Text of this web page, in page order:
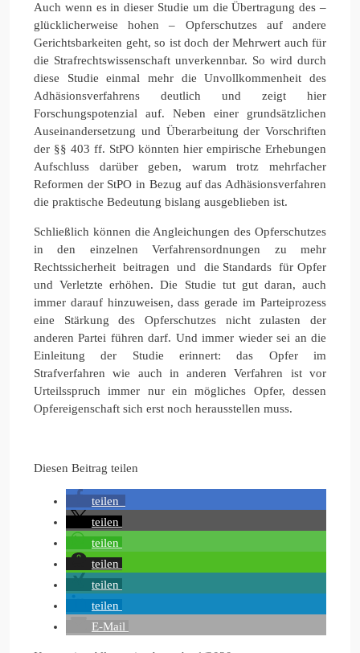
Auch wenn es in dieser Studie um die Übertragung des –
glücklicherweise hohen – Opferschutzes auf andere
Gerichtsbarkeiten geht, so ist doch der Mehrwert auch für
die Strafrechtswissenschaft unverkennbar. So wird durch
diese Studie einmal mehr die Unvollkommenheit des
Adhäsionsverfahrens deutlich und zeigt hier
Forschungspotenzial auf. Neben einer grundsätzlichen
Auseinandersetzung und Überarbeitung der Vorschriften
der §§ 403 ff. StPO könnten hier empirische Erhebungen
Aufschluss darüber geben, warum trotz mehrfacher
Reformen der StPO in Bezug auf das Adhäsionsverfahren
die praktische Bedeutung bislang ausgeblieben ist.
Schließlich können die Angleichungen des Opferschutzes
in den einzelnen Verfahrensordnungen zu mehr
Rechtssicherheit beitragen und die Standards für Opfer
und Verletzte erhöhen. Die Studie tut gut daran, auch
immer darauf hinzuweisen, dass gerade im Parteiprozess
eine Stärkung des Opferschutzes nicht zulasten der
anderen Partei führen darf. Und immer wieder sei an die
Einleitung der Studie erinnert: das Opfer im
Strafverfahren wie auch in anderen Verfahren ist vor
Urteilsspruch immer nur ein mögliches Opfer, dessen
Opfereigenschaft sich erst noch herausstellen muss.
Diesen Beitrag teilen
teilen
teilen
teilen
teilen
teilen
teilen
E-Mail